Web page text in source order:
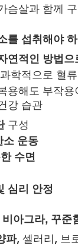
슴살과 함께
를 섭취해야
연적인 방법
학적으로 혈
용해도 부작
강 습관
구성
소 운동
수면
심리 안정
아그라, 꾸준
파, 셀러리, 브